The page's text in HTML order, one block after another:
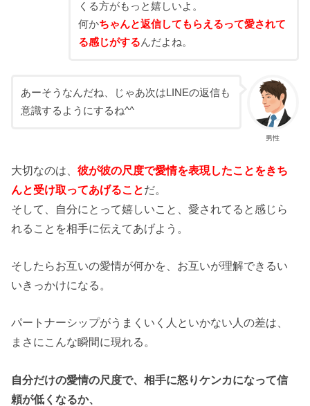
くる方がもっと嬉しいよ。
何かちゃんと返信してもらえるって愛されて
る感じがするんだよね。
男性
あーそうなんだね、じゃあ次はLINEの返信も
意識するようにするね^^
大切なのは、彼が彼の尺度で愛情を表現したことをきち
んと受け取ってあげることだ。
そして、自分にとって嬉しいこと、愛されてると感じら
れることを相手に伝えてあげよう。
そしたらお互いの愛情が何かを、お互いが理解できるい
いきっかけになる。
パートナーシップがうまくいく人といかない人の差は、
まさにこんな瞬間に現れる。
自分だけの愛情の尺度で、相手に怒りケンカになって信
頼が低くなるか、